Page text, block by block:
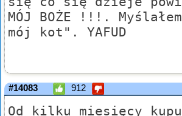
MÓJ BOŻE !!!.
mój kot". YAFUD
#14083 912
Od kilku miesięcy